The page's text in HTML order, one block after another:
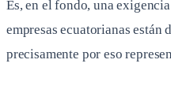
Es, en el fondo, una
empresas ecuatorianas están
precisamente por eso